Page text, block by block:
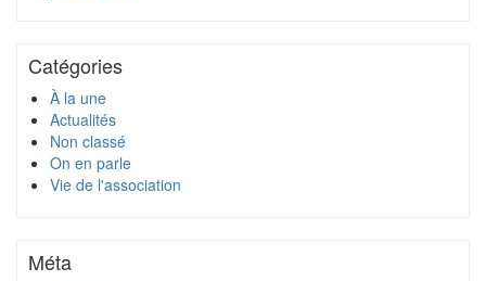
Catégories
À la une
Actualités
Non classé
On en parle
Vie de l'association
Méta